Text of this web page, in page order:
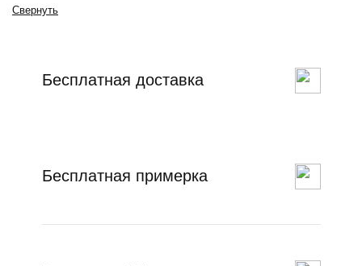
Свернуть
Бесплатная доставка
Бесплатная примерка